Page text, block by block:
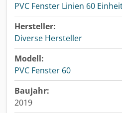
PVC Fenster Linien 60
Hersteller:
Diverse Hersteller
Modell:
PVC Fenster 60
Baujahr:
2019